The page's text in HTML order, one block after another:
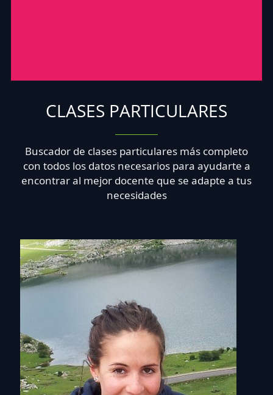
CLASES PARTICULARES
Buscador de clases particulares más completo
con todos los datos necesarios para ayudarte a
encontrar al mejor docente que se adapte a tus
necesidades